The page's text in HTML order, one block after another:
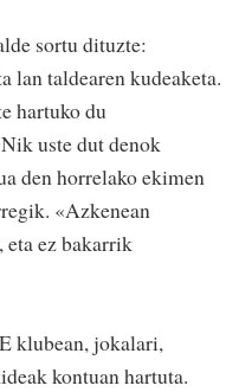
sortu dituzte:
lan taldearen kudeaketa.
hartuko du
uste dut denok
den horrelako ekimen
«Azkenean
ez bakarrik
klubean, jokalari,
kontuan hartuta.